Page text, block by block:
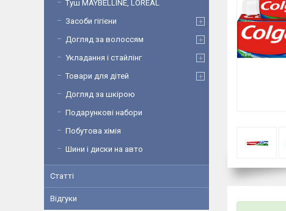
Туш MAYBELLINE, LOREAL
Засоби гігієни
Догляд за волоссям
Укладання і стайлінг
Товари для дітей
Догляд за шкірою
Подарункові набори
Побутова хімія
Шини і диски на авто
Статті
Відгуки